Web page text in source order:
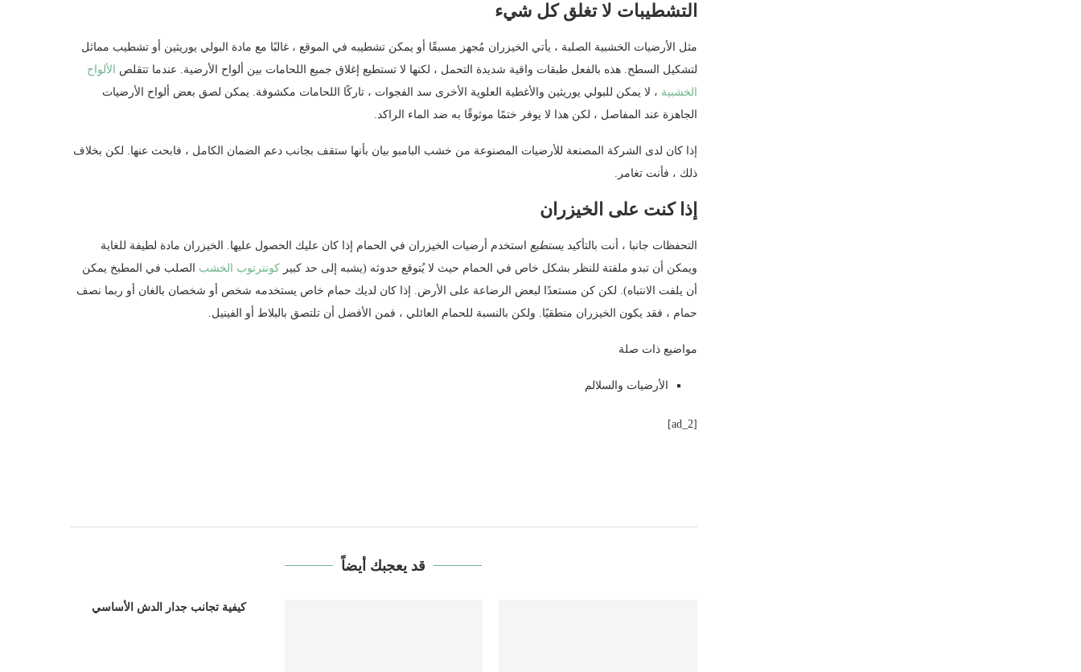
التشطيبات لا تغلق كل شيء
مثل الأرضيات الخشبية الصلبة ، يأتي الخيزران مُجهز مسبقًا أو يمكن تشطيبه في الموقع ، غالبًا مع مادة البولي يوريثين أو تشطيب مماثل
لتشكيل السطح. هذه بالفعل طبقات واقية شديدة التحمل ، لكنها لا تستطيع إغلاق جميع اللحامات بين ألواح الأرضية. عندما تتقلص
الألواح
الخشبية ، لا يمكن للبولي يوريثين والأغطية العلوية الأخرى سد الفجوات ، تاركًا اللحامات مكشوفة. يمكن لصق بعض ألواح الأرضيات
الجاهزة عند المفاصل ، لكن هذا لا يوفر ختمًا موثوقًا به ضد الماء الراكد.
إذا كان لدى الشركة المصنعة للأرضيات المصنوعة من خشب البامبو بيان بأنها ستقف بجانب دعم الضمان الكامل ، فابحث عنها. لكن بخلاف
ذلك ، فأنت تغامر.
إذا كنت على الخيزران
التحفظات جانبا ، أنت بالتأكيديستطيع استخدم أرضيات الخيزران في الحمام إذا كان عليك الحصول عليها. الخيزران مادة لطيفة للغاية
ويمكن أن تبدو ملفتة للنظر بشكل خاص في الحمام حيث لا يُتوقع حدوثه (يشبه إلى حد كبيركونترتوب الخشب الصلب في المطبخ يمكن
أن يلفت الانتباه). لكن كن مستعدًا لبعض الرضاعة على الأرض. إذا كان لديك حمام خاص يستخدمه شخص أو شخصان بالغان أو ربما نصف
حمام ، فقد يكون الخيزران منطقيًا. ولكن بالنسبة للحمام العائلي ، فمن الأفضل أن تلتصق بالبلاط أو الفينيل.
مواضيع ذات صلة
الأرضيات والسلالم
[ad_2]
قد يعجبك أيضاً
كيفية تجانب جدار الدش الأساسي